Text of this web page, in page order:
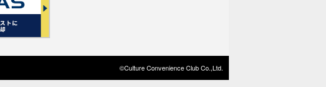
©Culture Convenience Club Co.,Ltd.